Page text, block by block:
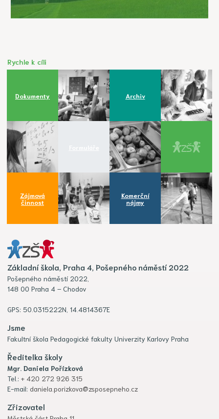
Rychle k cíli
Dokumenty Archiv
Zájmová
činnost
Komerční
nájmy
Základní škola, Praha 4, Pošepného náměstí 2022
Pošepného náměstí 2022,
148 00 Praha 4 – Chodov
GPS: 50.0315222N, 14.4814367E
Jsme
Fakultní škola Pedagogické fakulty Univerzity Karlovy Praha
Ředitelka školy
Mgr. Daniela Pořízková
Tel.: + 420 272 926 315
E-mail: daniela.porizkova@zsposepneho.cz
Zřizovatel